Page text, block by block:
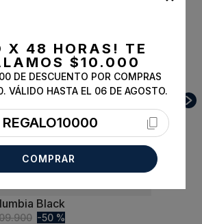
Black
.900 50 %
X 48 HORAS! TE
$10.000
DE DESCUENTO POR COMPRAS
VÁLIDO HASTA EL 06 DE AGOSTO.
REGALO10000
COMPRAR